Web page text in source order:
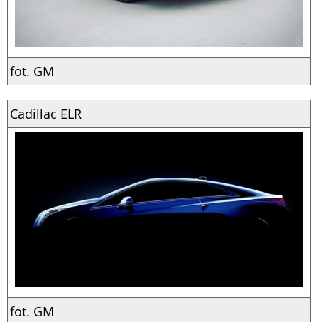
fot. GM
Cadillac ELR
fot. GM